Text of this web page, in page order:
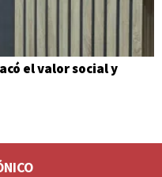
el valor social y